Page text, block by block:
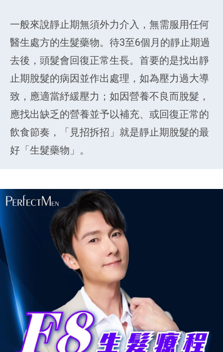
一般來說靜止期無須外力介入，無需服用任何
醫生處方的生髮藥物。待3至6個月的靜止期過
去後，頭髮會回復正常生長。首要的是找出靜
止期脫髮的病因並作出處理，如為壓力過大導
致，應適當紓緩壓力；如因營養不良而脫髮，
應找出缺乏的營養並予以補充、或回復正常的
飲食節奏，「見招拆招」就是靜止期脫髮的最
好「生髮藥物」。